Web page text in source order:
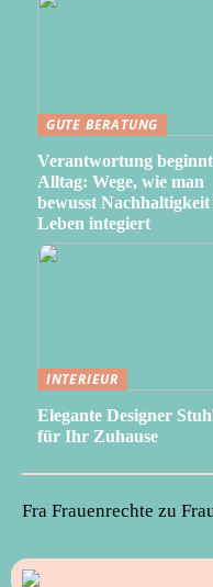
GUTE BERATUNG
Verantwortung
Alltag: Wege, wie man
bewusst Nachhaltigkeit
Leben integiert
INTERIEUR
Elegante Designer
für Ihr Zuhause
Fra Frauenrechte zu